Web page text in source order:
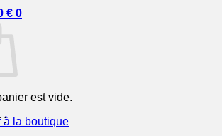
€ 0
est vide.
à la boutique
: